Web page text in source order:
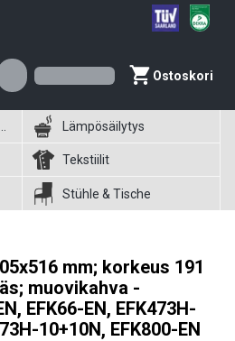
Ostoskori
Lämpösäilytys
Tekstiilit
Stühle & Tische
mm; korkeus 191
muovikahva -
EFK66-EN, EFK473H-
10+10N, EFK800-EN